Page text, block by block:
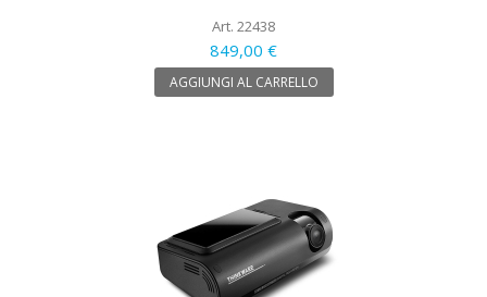
Art. 22438
849,00 €
AGGIUNGI AL CARRELLO